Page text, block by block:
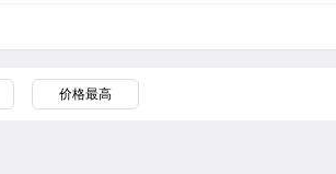
价格最高